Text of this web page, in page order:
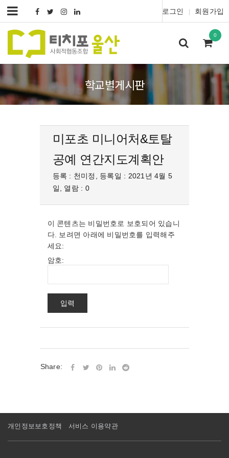
로그인 회원가입
0
학교별게시판
미포초 미니어처&토탈
공예 연간지도계획안
등록 : 천미정, 등록일 : 2021년 4월 5
일, 열람 : 0
이 콘텐츠는 비밀번호로 보호되어 있습니
다. 보려면 아래에 비밀번호를 입력해주
세요:
암호:
Share:
개인정보보호정책 서비스 이용약관